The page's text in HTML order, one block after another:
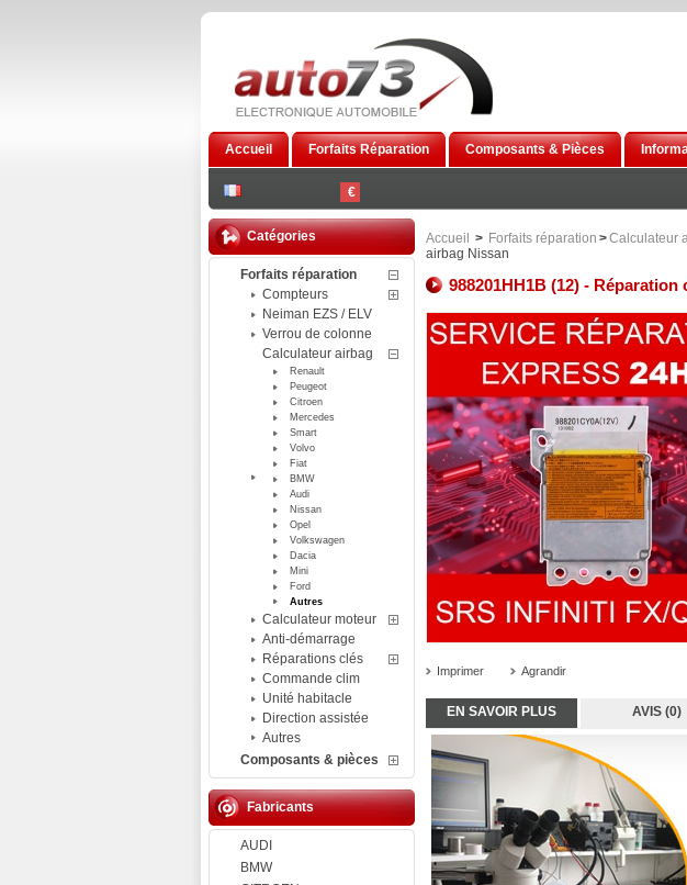
€
Accueil Forfaits Réparation Composants & Pièces
Catégories
Forfaits réparation
Compteurs
Neiman EZS / ELV
Verrou de colonne
Calculateur airbag
Renault
Peugeot
Citroen
Mercedes
Smart
Volvo
Fiat
BMW
Audi
Nissan
Opel
Volkswagen
Dacia
Mini
Ford
Autres
Calculateur moteur
Anti-démarrage
Réparations clés
Commande clim
Unité habitacle
Direction assistée
Autres
Composants & pièces
Fabricants
AUDI
BMW
Accueil > Forfaits réparation >Calculateur
airbag Nissan
988201HH1B (12) -
Imprimer Agrandir
EN SAVOIR PLUS AVIS (0)